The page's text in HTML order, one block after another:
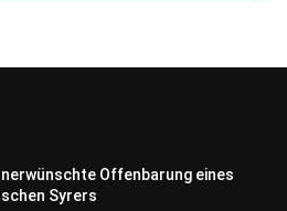
Offenbarung eines
Syrers